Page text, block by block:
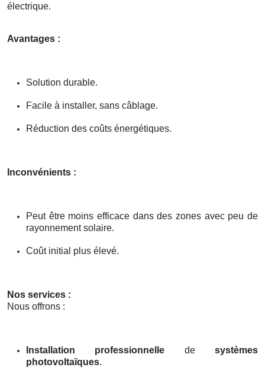
électrique.
Avantages :
Solution durable.
Facile à installer, sans câblage.
Réduction des coûts énergétiques.
Inconvénients :
Peut être moins efficace dans des zones avec peu de
rayonnement solaire.
Coût initial plus élevé.
Nos services :
Nous offrons :
Installation professionnelle desystèmes
photovoltaïques.